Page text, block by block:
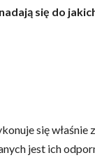
się do
się właśnie
jest ich